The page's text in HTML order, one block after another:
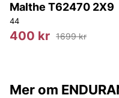
Malthe T62470 2X9
44
400 kr 1699 kr
Mer om